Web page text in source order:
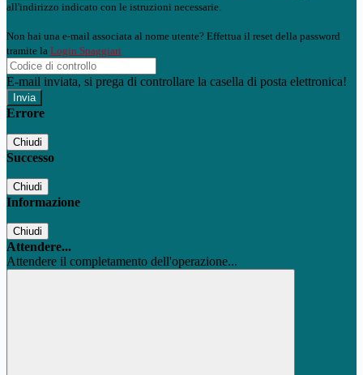
all'indirizzo indicato con le istruzioni necessarie.
Non hai una e-mail associata al nome utente? Effettua il reset della password
tramite la Login Spaggiari
E-mail inviata, si prega di controllare la casella di posta elettronica!
Errore
Chiudi
Successo
Chiudi
Informazione
Chiudi
Attendere...
Attendere il completamento dell'operazione...